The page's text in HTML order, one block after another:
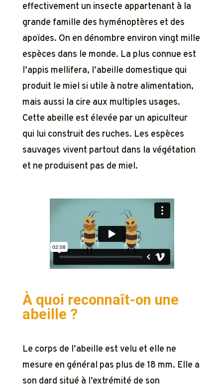
effectivement un insecte appartenant à la
grande famille des hyménoptères et des
apoïdes. On en dénombre environ vingt mille
espèces dans le monde. La plus connue est
l’appis mellifera, l’abeille domestique qui
produit le miel si utile à notre alimentation,
mais aussi la cire aux multiples usages.
Cette abeille est élevée par un apiculteur
qui lui construit des ruches. Les espèces
sauvages vivent partout dans la végétation
et ne produisent pas de miel.
À quoi reconnaît-on une
abeille ?
Le corps de l’abeille est velu et elle ne
mesure en général pas plus de 18 mm. Elle a
son dard situé à l’extrémité de son